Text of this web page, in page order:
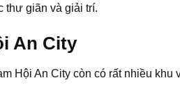
thư giãn và giải trí.
An City
Hội An City còn có rất nhiều